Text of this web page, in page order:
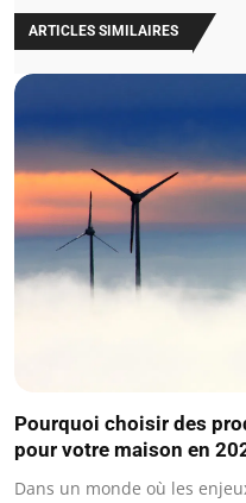
ARTICLES SIMILAIRES
Pourquoi choisir des
pour votre maison en
Dans un monde où les